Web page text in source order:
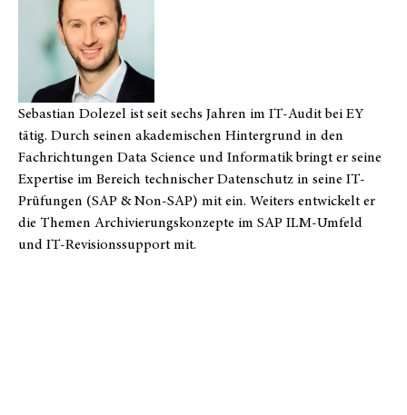
Sebastian Dolezel ist seit sechs Jahren im IT-Audit bei EY
tätig. Durch seinen akademischen Hintergrund in den
Fachrichtungen Data Science und Informatik bringt er seine
Expertise im Bereich technischer Datenschutz in seine IT-
Prüfungen (SAP & Non-SAP) mit ein. Weiters entwickelt er
die Themen Archivierungskonzepte im SAP ILM-Umfeld
und IT-Revisionssupport mit.